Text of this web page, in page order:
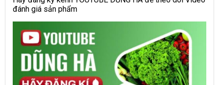
đánh giá sản phẩm